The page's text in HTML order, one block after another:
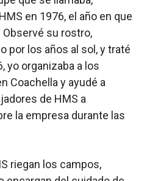
en 1976, el año en que
su rostro,
por los años al sol, y traté
yo organizaba a los
Coachella y ayudé a
de HMS a
la empresa durante las
riegan los campos,